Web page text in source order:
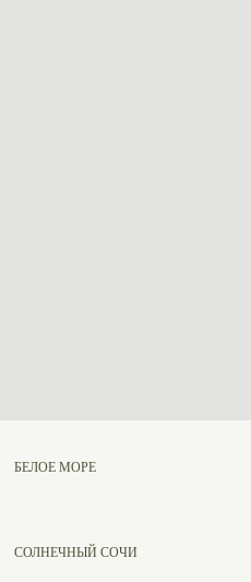
БЕЛОЕ МОРЕ
СОЛНЕЧНЫЙ СОЧИ